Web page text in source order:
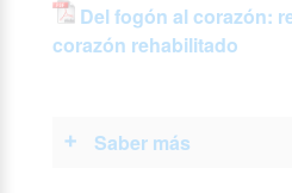
Del fogón al corazón:
corazón rehabilitado
Saber más